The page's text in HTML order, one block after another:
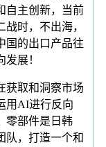
自主创新，当前
时，不出海，
国的出口产品往
展！
取和洞察市场
用AI进行反向
零部件是日韩
队，打造一个和